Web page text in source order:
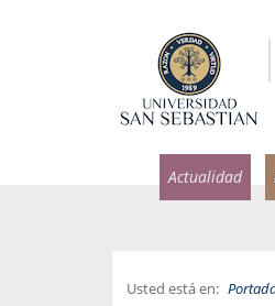
Actualidad
Usted está en: